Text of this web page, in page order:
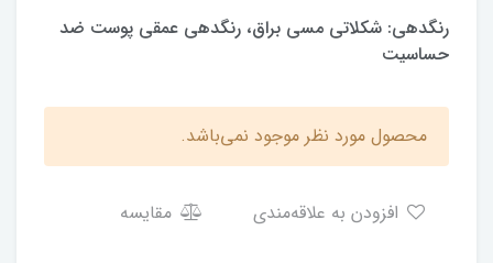
رنگدهی: شکلاتی مسی براق، رنگدهی عمقی پوست ضد
حساسیت
محصول مورد نظر موجود نمی‌باشد.
مقایسه